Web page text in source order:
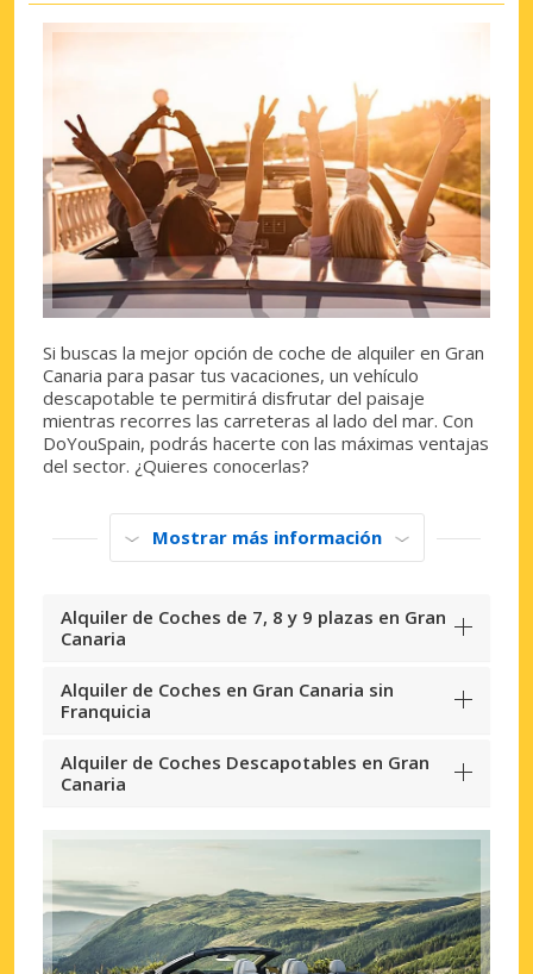
Si buscas la mejor opción de coche de alquiler en Gran
Canaria para pasar tus vacaciones, un vehículo
descapotable te permitirá disfrutar del paisaje
mientras recorres las carreteras al lado del mar. Con
DoYouSpain, podrás hacerte con las máximas ventajas
del sector. ¿Quieres conocerlas?
Mostrar más información
Alquiler de Coches de 7, 8 y 9 plazas en Gran
Canaria
Alquiler de Coches en Gran Canaria sin
Franquicia
Alquiler de Coches Descapotables en Gran
Canaria